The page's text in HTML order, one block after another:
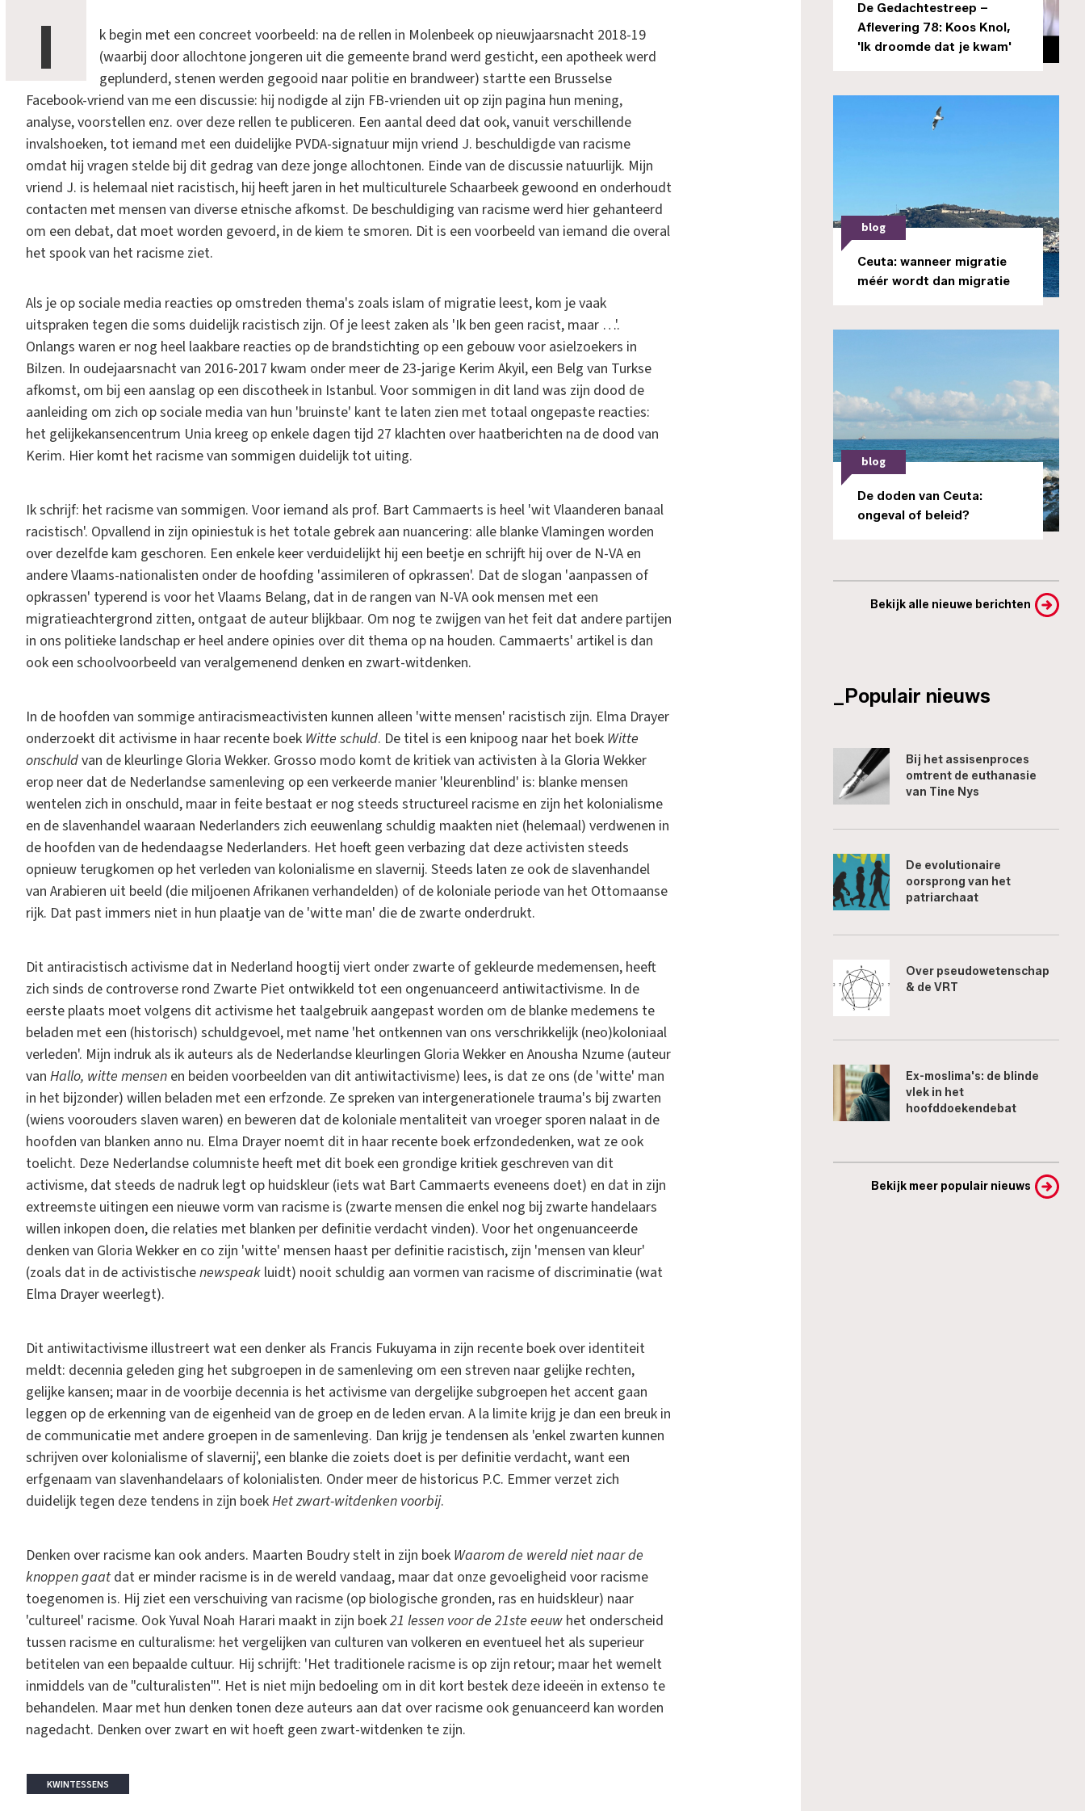
I
k begin met een concreet voorbeeld: na de rellen in Molenbeek op nieuwjaarsnacht 2018-19
(waarbij door allochtone jongeren uit die gemeente brand werd gesticht, een apotheek werd
geplunderd, stenen werden gegooid naar politie en brandweer) startte een Brusselse
Facebook-vriend van me een discussie: hij nodigde al zijn FB-vrienden uit op zijn pagina hun mening,
analyse, voorstellen enz. over deze rellen te publiceren. Een aantal deed dat ook, vanuit verschillende
invalshoeken, tot iemand met een duidelijke PVDA-signatuur mijn vriend J. beschuldigde van racisme
omdat hij vragen stelde bij dit gedrag van deze jonge allochtonen. Einde van de discussie natuurlijk. Mijn
vriend J. is helemaal niet racistisch, hij heeft jaren in het multiculturele Schaarbeek gewoond en onderhoudt
contacten met mensen van diverse etnische afkomst. De beschuldiging van racisme werd hier gehanteerd
om een debat, dat moet worden gevoerd, in de kiem te smoren. Dit is een voorbeeld van iemand die overal
het spook van het racisme ziet.
Als je op sociale media reacties op omstreden thema's zoals islam of migratie leest, kom je vaak
uitspraken tegen die soms duidelijk racistisch zijn. Of je leest zaken als 'Ik ben geen racist, maar …'.
Onlangs waren er nog heel laakbare reacties op de brandstichting op een gebouw voor asielzoekers in
Bilzen. In oudejaarsnacht van 2016-2017 kwam onder meer de 23-jarige Kerim Akyil, een Belg van Turkse
afkomst, om bij een aanslag op een discotheek in Istanbul. Voor sommigen in dit land was zijn dood de
aanleiding om zich op sociale media van hun 'bruinste' kant te laten zien met totaal ongepaste reacties:
het gelijkekansencentrum Unia kreeg op enkele dagen tijd 27 klachten over haatberichten na de dood van
Kerim. Hier komt het racisme van sommigen duidelijk tot uiting.
Ik schrijf: het racisme van sommigen. Voor iemand als prof. Bart Cammaerts is heel 'wit Vlaanderen banaal
racistisch'. Opvallend in zijn opiniestuk is het totale gebrek aan nuancering: alle blanke Vlamingen worden
over dezelfde kam geschoren. Een enkele keer verduidelijkt hij een beetje en schrijft hij over de N-VA en
andere Vlaams-nationalisten onder de hoofding 'assimileren of opkrassen'. Dat de slogan 'aanpassen of
opkrassen' typerend is voor het Vlaams Belang, dat in de rangen van N-VA ook mensen met een
migratieachtergrond zitten, ontgaat de auteur blijkbaar. Om nog te zwijgen van het feit dat andere partijen
in ons politieke landschap er heel andere opinies over dit thema op na houden. Cammaerts' artikel is dan
ook een schoolvoorbeeld van veralgemenend denken en zwart-witdenken.
In de hoofden van sommige antiracismeactivisten kunnen alleen 'witte mensen' racistisch zijn. Elma Drayer
onderzoekt dit activisme in haar recente boek Witte schuld. De titel is een knipoog naar het boek Witte
onschuldvan de kleurlinge Gloria Wekker. Grosso modo komt de kritiek van activisten à la Gloria Wekker
erop neer dat de Nederlandse samenleving op een verkeerde manier 'kleurenblind' is: blanke mensen
wentelen zich in onschuld, maar in feite bestaat er nog steeds structureel racisme en zijn het kolonialisme
en de slavenhandel waaraan Nederlanders zich eeuwenlang schuldig maakten niet (helemaal) verdwenen in
de hoofden van de hedendaagse Nederlanders. Het hoeft geen verbazing dat deze activisten steeds
opnieuw terugkomen op het verleden van kolonialisme en slavernij. Steeds laten ze ook de slavenhandel
van Arabieren uit beeld (die miljoenen Afrikanen verhandelden) of de koloniale periode van het Ottomaanse
rijk. Dat past immers niet in hun plaatje van de 'witte man' die de zwarte onderdrukt.
Dit antiracistisch activisme dat in Nederland hoogtij viert onder zwarte of gekleurde medemensen, heeft
zich sinds de controverse rond Zwarte Piet ontwikkeld tot een ongenuanceerd antiwitactivisme. In de
eerste plaats moet volgens dit activisme het taalgebruik aangepast worden om de blanke medemens te
beladen met een (historisch) schuldgevoel, met name 'het ontkennen van ons verschrikkelijk (neo)koloniaal
verleden'. Mijn indruk als ik auteurs als de Nederlandse kleurlingen Gloria Wekker en Anousha Nzume (auteur
van Hallo, witte mensen en beiden voorbeelden van dit antiwitactivisme) lees, is dat ze ons (de 'witte' man
in het bijzonder) willen beladen met een erfzonde. Ze spreken van intergenerationele trauma's bij zwarten
(wiens voorouders slaven waren) en beweren dat de koloniale mentaliteit van vroeger sporen nalaat in de
hoofden van blanken anno nu. Elma Drayer noemt dit in haar recente boek erfzondedenken, wat ze ook
toelicht. Deze Nederlandse columniste heeft met dit boek een grondige kritiek geschreven van dit
activisme, dat steeds de nadruk legt op huidskleur (iets wat Bart Cammaerts eveneens doet) en dat in zijn
extreemste uitingen een nieuwe vorm van racisme is (zwarte mensen die enkel nog bij zwarte handelaars
willen inkopen doen, die relaties met blanken per definitie verdacht vinden). Voor het ongenuanceerde
denken van Gloria Wekker en co zijn 'witte' mensen haast per definitie racistisch, zijn 'mensen van kleur'
(zoals dat in de activistischenewspeak luidt) nooit schuldig aan vormen van racisme of discriminatie (wat
Elma Drayer weerlegt).
Dit antiwitactivisme illustreert wat een denker als Francis Fukuyama in zijn recente boek over identiteit
meldt: decennia geleden ging het subgroepen in de samenleving om een streven naar gelijke rechten,
gelijke kansen; maar in de voorbije decennia is het activisme van dergelijke subgroepen het accent gaan
leggen op de erkenning van de eigenheid van de groep en de leden ervan. A la limite krijg je dan een breuk in
de communicatie met andere groepen in de samenleving. Dan krijg je tendensen als 'enkel zwarten kunnen
schrijven over kolonialisme of slavernij', een blanke die zoiets doet is per definitie verdacht, want een
erfgenaam van slavenhandelaars of kolonialisten. Onder meer de historicus P.C. Emmer verzet zich
duidelijk tegen deze tendens in zijn boekHet zwart-witdenken voorbij.
Denken over racisme kan ook anders. Maarten Boudry stelt in zijn boek Waarom de wereld niet naar de
knoppen gaat dat er minder racisme is in de wereld vandaag, maar dat onze gevoeligheid voor racisme
toegenomen is. Hij ziet een verschuiving van racisme (op biologische gronden, ras en huidskleur) naar
'cultureel' racisme. Ook Yuval Noah Harari maakt in zijn boek21 lessen voor de 21ste eeuw het onderscheid
tussen racisme en culturalisme: het vergelijken van culturen van volkeren en eventueel het als superieur
betitelen van een bepaalde cultuur. Hij schrijft: 'Het traditionele racisme is op zijn retour; maar het wemelt
inmiddels van de "culturalisten"'. Het is niet mijn bedoeling om in dit kort bestek deze ideeën in extenso te
behandelen. Maar met hun denken tonen deze auteurs aan dat over racisme ook genuanceerd kan worden
nagedacht. Denken over zwart en wit hoeft geen zwart-witdenken te zijn.
KWINTESSENS
De Gedachtestreep –
Aflevering 78: Koos Knol,
'Ik droomde dat je kwam'
blog
Ceuta: wanneer migratie
méér wordt dan migratie
blog
De doden van Ceuta:
ongeval of beleid?
Bekijk alle nieuwe berichten
_Populair nieuws
Bij het assisenproces
omtrent de euthanasie
van Tine Nys
De evolutionaire
oorsprong van het
patriarchaat
Over pseudowetenschap
& de VRT
Ex-moslima's: de blinde
vlek in het
hoofddoekendebat
Bekijk meer populair nieuws